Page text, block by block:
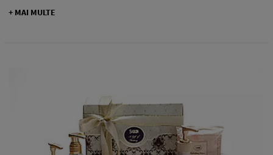
+ MAI MULTE